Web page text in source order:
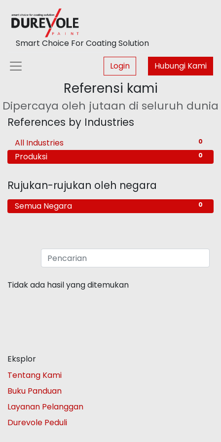
Smart Choice For Coating Solution
Login
Hubungi Kami
Referensi kami
Dipercaya oleh jutaan di seluruh dunia
References by Industries
0
All Industries
0
Produksi
Rujukan-rujukan oleh negara
0
Semua Negara
Tidak ada hasil yang ditemukan
Eksplor
Tentang Kami
Buku Panduan
Layanan Pelanggan
Durevole Peduli